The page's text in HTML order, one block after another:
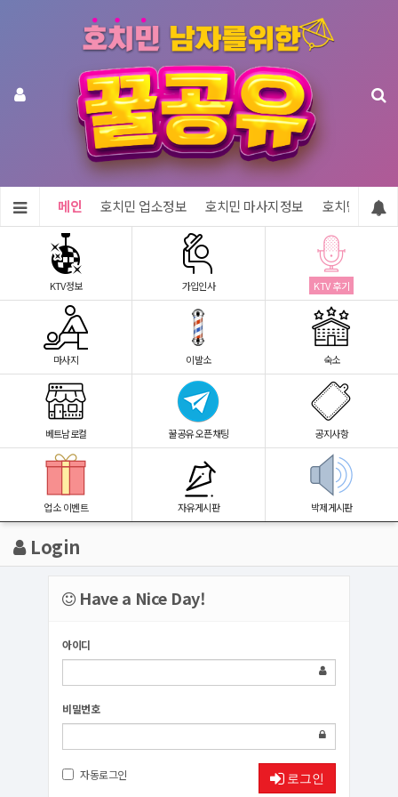
메인 호치민 업소정보 호치민 마사지정보 호치민 숙소
KTV정보 가입인사 KTV 후기
마사지 이발소 숙소
베트남로컬 꿀공유 오픈채팅 공지사항
업소 이벤트 자유게시판 박제게시판
Login
Have a Nice Day!
아이디
비밀번호
자동로그인 로그인